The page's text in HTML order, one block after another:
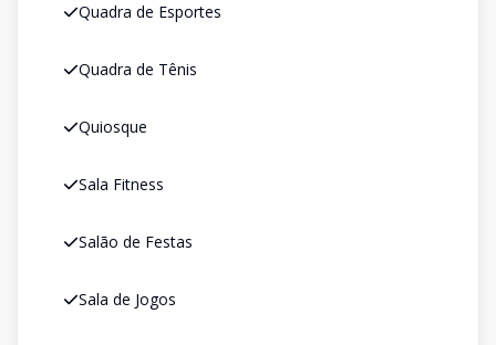
Quadra de Esportes
Quadra de Tênis
Quiosque
Sala Fitness
Salão de Festas
Sala de Jogos